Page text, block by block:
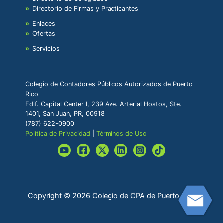
Directorio de Firmas y Practicantes
Enlaces
Ofertas
Servicios
Colegio de Contadores Públicos Autorizados de Puerto
Rico
Edif. Capital Center I, 239 Ave. Arterial Hostos, Ste.
1401, San Juan, PR, 00918
(787) 622-0900
Política de Privacidad |Términos de Uso
Copyright © 2026 Colegio de CPA de Puerto Rico